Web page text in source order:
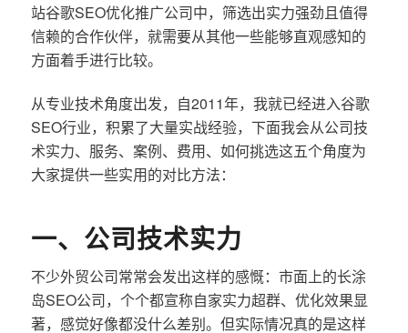
站谷歌SEO优化推广公司中，筛选出实力强劲且值得
信赖的合作伙伴，就需要从其他一些能够直观感知的
方面着手进行比较。
从专业技术角度出发，自2011年，我就已经进入谷歌
SEO行业，积累了大量实战经验，下面我会从公司技
术实力、服务、案例、费用、如何挑选这五个角度为
大家提供一些实用的对比方法：
一、公司技术实力
不少外贸公司常常会发出这样的感慨：市面上的长涂
岛SEO公司，个个都宣称自家实力超群、优化效果显
著，感觉好像都没什么差别。但实际情况真的是这样